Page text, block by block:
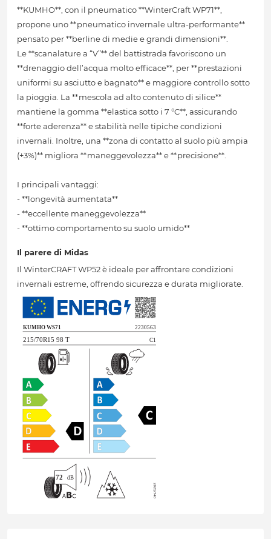
**KUMHO**, con il pneumatico **WinterCraft WP71**,
propone uno **pneumatico invernale ultra-performante**
pensato per **berline di medie e grandi dimensioni**.
Le **scanalature a “V”** del battistrada favoriscono un
**drenaggio dell’acqua molto efficace**, per **prestazioni
uniformi su asciutto e bagnato** e maggiore controllo sotto
la pioggia. La **mescola ad alto contenuto di silice**
mantiene la gomma **elastica sotto i 7 °C**, assicurando
**forte aderenza** e stabilità nelle tipiche condizioni
invernali. Inoltre, una **zona di contatto al suolo più ampia
(+3%)** migliora **maneggevolezza** e **precisione**.
I principali vantaggi:
- **longevità aumentata**
- **eccellente maneggevolezza**
- **ottimo comportamento su suolo umido**
Il parere di Midas
Il WinterCRAFT WP52 è ideale per affrontare condizioni
invernali estreme, offrendo sicurezza e durata migliorate.